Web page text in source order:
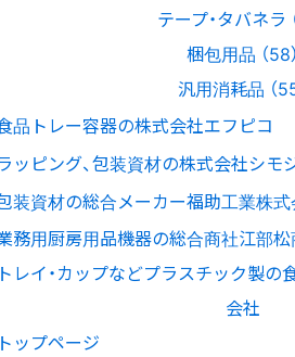
テープ・タバネラ
梱包用品 （58）
汎用消耗品 （55
ップページ